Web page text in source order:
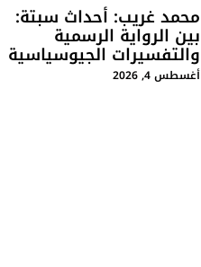
محمد غريب: أحداث سبتة:
بين الرواية الرسمية
والتفسيرات الجيوسياسية
أغسطس 4, 2026